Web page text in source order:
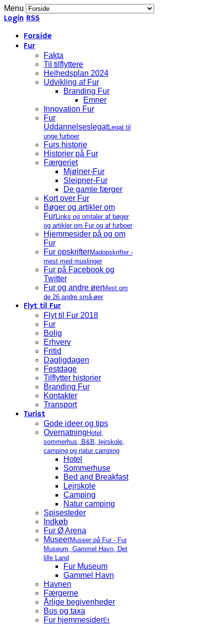
Menu
Login RSS
Forside
Fur
Fakta
Til tilflyttere
Helhedsplan 2024
Udvikling af Fur
Branding Fur
Emner
Innovation Fur
Fur
UddannelseslegatLegat til
unge furboer
Furs historie
Historier på Fur
Færgeriet
Mjølner-Fur
Sleipner-Fur
De gamle færger
Kort over Fur
Bøger og artikler om
FurLinks og omtaler af bøger
og artikler om Fur og af furboer
Hjemmesider på og om
Fur
Fur opskrifterMadopskrifter -
mest med muslinger
Fur på Facebook og
Twitter
Fur og andre øerMest om
de 26 andre små-øer
Flyt til Fur
Flyt til Fur 2018
Fur
Bolig
Erhverv
Fritid
Dagligdagen
Festdage
Tilflytter historier
Branding Fur
Kontakter
Transport
Turist
Gode ideer og tips
Overnatning Hotel,
sommerhus, B&B, lejrskole,
camping og natur camping
Hotel
Sommerhuse
Bed and Breakfast
Lejrskole
Camping
Natur camping
Spisesteder
Indkøb
Fur Ø Arena
MuseerMuseer på Fur - Fur
Museum, Gammel Havn, Det
lille Land
Fur Museum
Gammel Havn
Havnen
Færgerne
Årlige begivenheder
Bus og taxa
Fur hjemmesiderEt